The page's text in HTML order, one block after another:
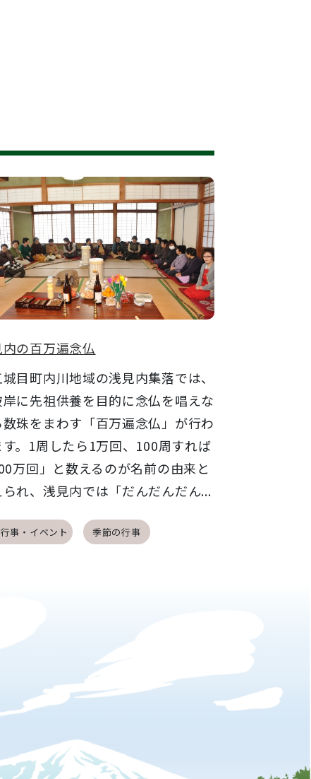
の百万遍念仏
目町内川地域の浅見内集落では、
に先祖供養を目的に念仏を唱えな
珠をまわす「百万遍念仏」が行わ
す。1周したら1万回、100周すれば
万回」と数えるのが名前の由来と
れ、浅見内では「だんだんだん...
事・イベント 季節の行事